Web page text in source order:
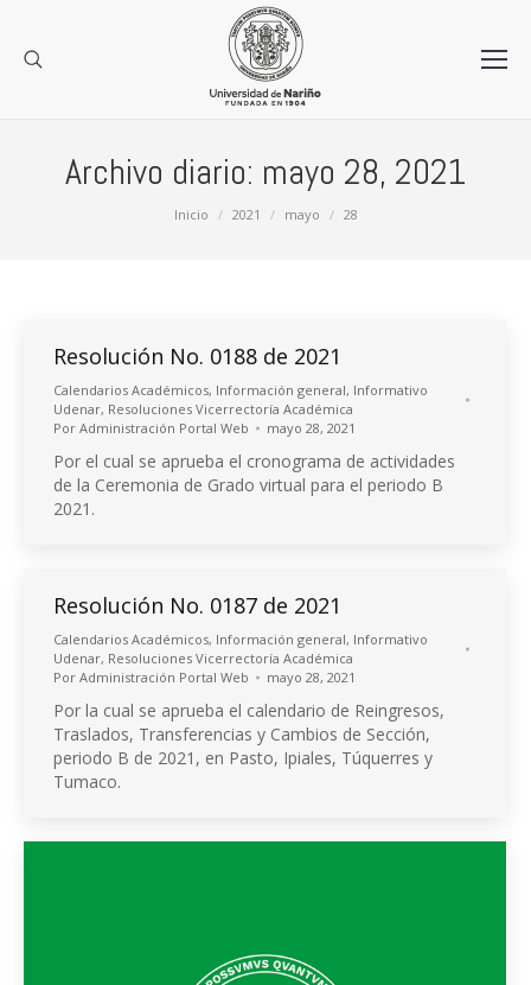
Archivo diario: mayo 28, 2021
Inicio 2021 mayo 28
Resolución No. 0188 de 2021
Calendarios Académicos, Información general, Informativo
Udenar, Resoluciones Vicerrectoría Académica
Por Administración Portal Web mayo 28, 2021
Por el cual se aprueba el cronograma de actividades
de la Ceremonia de Grado virtual para el periodo B
2021.
Resolución No. 0187 de 2021
Calendarios Académicos, Información general, Informativo
Udenar, Resoluciones Vicerrectoría Académica
Por Administración Portal Web mayo 28, 2021
Por la cual se aprueba el calendario de Reingresos,
Traslados, Transferencias y Cambios de Sección,
periodo B de 2021, en Pasto, Ipiales, Túquerres y
Tumaco.